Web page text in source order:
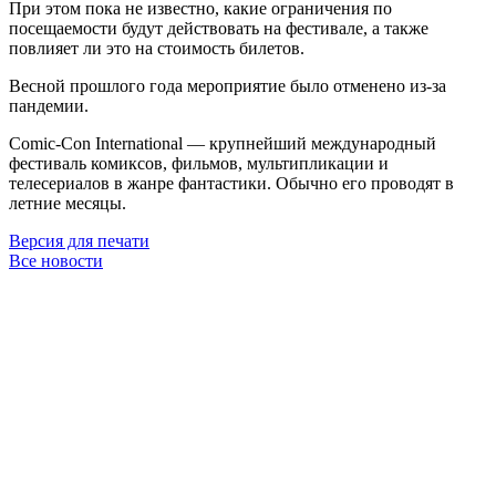
При этом пока не известно, какие ограничения по
посещаемости будут действовать на фестивале, а также
повлияет ли это на стоимость билетов.
Весной прошлого года мероприятие было отменено из-за
пандемии.
Comic-Con International — крупнейший международный
фестиваль комиксов, фильмов, мультипликации и
телесериалов в жанре фантастики. Обычно его проводят в
летние месяцы.
Версия для печати
Все новости